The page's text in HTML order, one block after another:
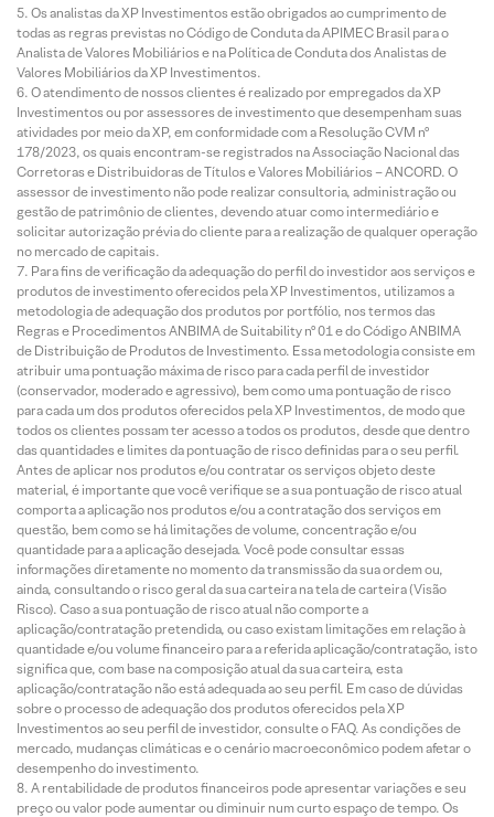
Os analistas da XP Investimentos estão obrigados ao cumprimento de
todas as regras previstas no Código de Conduta da APIMEC Brasil para o
Analista de Valores Mobiliários e na Política de Conduta dos Analistas de
Valores Mobiliários da XP Investimentos.
O atendimento de nossos clientes é realizado por empregados da XP
Investimentos ou por assessores de investimento que desempenham suas
atividades por meio da XP, em conformidade com a Resolução CVM nº
178/2023, os quais encontram-se registrados na Associação Nacional das
Corretoras e Distribuidoras de Títulos e Valores Mobiliários – ANCORD. O
assessor de investimento não pode realizar consultoria, administração ou
gestão de patrimônio de clientes, devendo atuar como intermediário e
solicitar autorização prévia do cliente para a realização de qualquer operação
no mercado de capitais.
Para fins de verificação da adequação do perfil do investidor aos serviços e
produtos de investimento oferecidos pela XP Investimentos, utilizamos a
metodologia de adequação dos produtos por portfólio, nos termos das
Regras e Procedimentos ANBIMA de Suitability nº 01 e do Código ANBIMA
de Distribuição de Produtos de Investimento. Essa metodologia consiste em
atribuir uma pontuação máxima de risco para cada perfil de investidor
(conservador, moderado e agressivo), bem como uma pontuação de risco
para cada um dos produtos oferecidos pela XP Investimentos, de modo que
todos os clientes possam ter acesso a todos os produtos, desde que dentro
das quantidades e limites da pontuação de risco definidas para o seu perfil.
Antes de aplicar nos produtos e/ou contratar os serviços objeto deste
material, é importante que você verifique se a sua pontuação de risco atual
comporta a aplicação nos produtos e/ou a contratação dos serviços em
questão, bem como se há limitações de volume, concentração e/ou
quantidade para a aplicação desejada. Você pode consultar essas
informações diretamente no momento da transmissão da sua ordem ou,
ainda, consultando o risco geral da sua carteira na tela de carteira (Visão
Risco). Caso a sua pontuação de risco atual não comporte a
aplicação/contratação pretendida, ou caso existam limitações em relação à
quantidade e/ou volume financeiro para a referida aplicação/contratação, isto
significa que, com base na composição atual da sua carteira, esta
aplicação/contratação não está adequada ao seu perfil. Em caso de dúvidas
sobre o processo de adequação dos produtos oferecidos pela XP
Investimentos ao seu perfil de investidor, consulte o FAQ. As condições de
mercado, mudanças climáticas e o cenário macroeconômico podem afetar o
desempenho do investimento.
A rentabilidade de produtos financeiros pode apresentar variações e seu
preço ou valor pode aumentar ou diminuir num curto espaço de tempo. Os